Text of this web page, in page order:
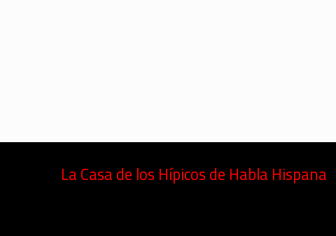
La Casa de los Hípicos de Habla Hispana